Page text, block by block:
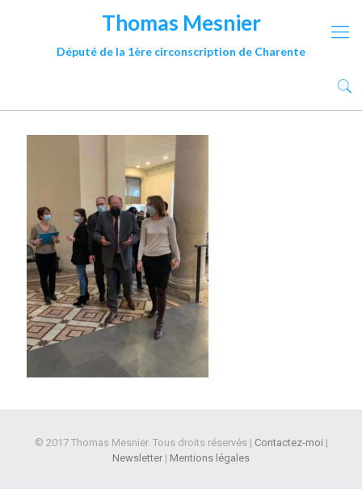
Thomas Mesnier
Député de la 1ère circonscription de Charente
© 2017 Thomas Mesnier. Tous droits réservés | Contactez-moi |
Newsletter | Mentions légales